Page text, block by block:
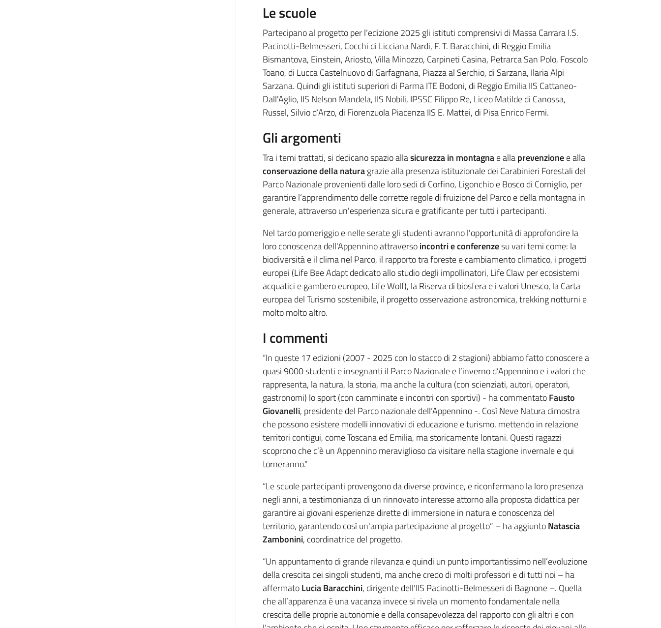
Le scuole
Partecipano al progetto per l’edizione 2025 gli istituti comprensivi di Massa Carrara I.S.
Pacinotti-Belmesseri, Cocchi di Licciana Nardi, F. T. Baracchini, di Reggio Emilia
Bismantova, Einstein, Ariosto, Villa Minozzo, Carpineti Casina, Petrarca San Polo, Foscolo
Toano, di Lucca Castelnuovo di Garfagnana, Piazza al Serchio, di Sarzana, Ilaria Alpi
Sarzana. Quindi gli istituti superiori di Parma ITE Bodoni, di Reggio Emilia IIS Cattaneo-
Dall'Aglio, IIS Nelson Mandela, IIS Nobili, IPSSC Filippo Re, Liceo Matilde di Canossa,
Russel, Silvio d’Arzo, di Fiorenzuola Piacenza IIS E. Mattei, di Pisa Enrico Fermi.
Gli argomenti
Tra i temi trattati, si dedicano spazio allasicurezza in montagnae allaprevenzionee alla
conservazione della naturagrazie alla presenza istituzionale dei Carabinieri Forestali del
Parco Nazionale provenienti dalle loro sedi di Corfino, Ligonchio e Bosco di Corniglio, per
garantire l’apprendimento delle corrette regole di fruizione del Parco e della montagna in
generale, attraverso un'esperienza sicura e gratificante per tutti i partecipanti.
Nel tardo pomeriggio e nelle serate gli studenti avranno l'opportunità di approfondire la
loro conoscenza dell'Appennino attraversoincontri e conferenzesu vari temi come: la
biodiversità e il clima nel Parco, il rapporto tra foreste e cambiamento climatico, i progetti
europei (Life Bee Adapt dedicato allo studio degli impollinatori, Life Claw per ecosistemi
acquatici e gambero europeo, Life Wolf), la Riserva di biosfera e i valori Unesco, la Carta
europea del Turismo sostenibile, il progetto osservazione astronomica, trekking notturni e
molto molto altro.
I commenti
“In queste 17 edizioni (2007 - 2025 con lo stacco di 2 stagioni) abbiamo fatto conoscere a
quasi 9000 studenti e insegnanti il Parco Nazionale e l’inverno d’Appennino e i valori che
rappresenta, la natura, la storia, ma anche la cultura (con scienziati, autori, operatori,
gastronomi) lo sport (con camminate e incontri con sportivi) - ha commentatoFausto
Giovanelli, presidente del Parco nazionale dell’Appennino -. Così Neve Natura dimostra
che possono esistere modelli innovativi di educazione e turismo, mettendo in relazione
territori contigui, come Toscana ed Emilia, ma storicamente lontani. Questi ragazzi
scoprono che c’è un Appennino meraviglioso da visitare nella stagione invernale e qui
torneranno.”
“Le scuole partecipanti provengono da diverse province, e riconfermano la loro presenza
negli anni, a testimonianza di un rinnovato interesse attorno alla proposta didattica per
garantire ai giovani esperienze dirette di immersione in natura e conoscenza del
territorio, garantendo così un'ampia partecipazione al progetto” – ha aggiuntoNatascia
Zambonini, coordinatrice del progetto.
“Un appuntamento di grande rilevanza e quindi un punto importantissimo nell’evoluzione
della crescita dei singoli studenti, ma anche credo di molti professori e di tutti noi – ha
affermatoLucia Baracchini, dirigente dell’IIS Pacinotti-Belmesseri di Bagnone –. Quella
che all’apparenza è una vacanza invece si rivela un momento fondamentale nella
crescita delle proprie autonomie e della consapevolezza del rapporto con gli altri e con